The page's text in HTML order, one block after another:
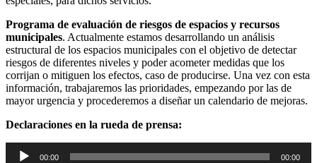
Programa de evaluación de riesgos de espacios y recursos
municipales. Actualmente estamos desarrollando un análisis
estructural de los espacios municipales con el objetivo de detectar
riesgos de diferentes niveles y poder acometer medidas que los
corrijan o mitiguen los efectos, caso de producirse. Una vez con esta
información, trabajaremos las prioridades, empezando por las de
mayor urgencia y procederemos a diseñar un calendario de mejoras.
Declaraciones en la rueda de prensa:
Reproductor
00:00 00:00